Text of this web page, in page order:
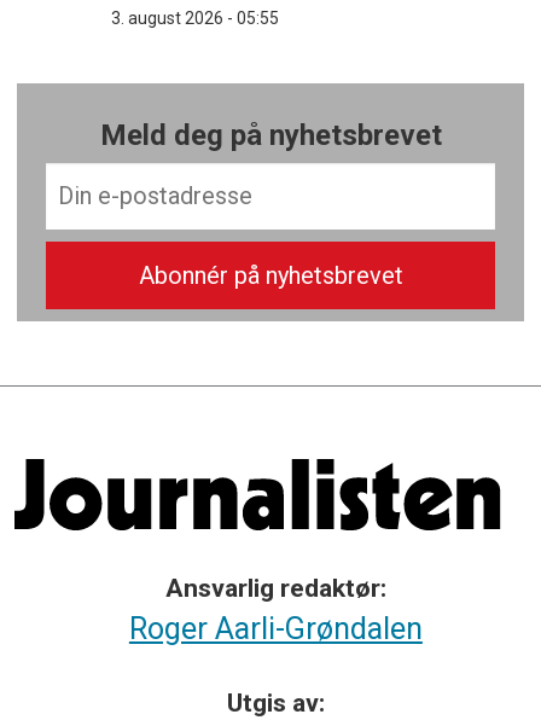
3. august 2026 - 05:55
Meld deg på nyhetsbrevet
Ansvarlig redaktør:
Roger Aarli-Grøndalen
Utgis av: